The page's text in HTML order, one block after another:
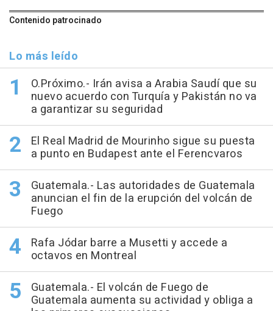
Contenido patrocinado
Lo más leído
O.Próximo.- Irán avisa a Arabia Saudí que su
nuevo acuerdo con Turquía y Pakistán no va
a garantizar su seguridad
El Real Madrid de Mourinho sigue su puesta
a punto en Budapest ante el Ferencvaros
Guatemala.- Las autoridades de Guatemala
anuncian el fin de la erupción del volcán de
Fuego
Rafa Jódar barre a Musetti y accede a
octavos en Montreal
Guatemala.- El volcán de Fuego de
Guatemala aumenta su actividad y obliga a